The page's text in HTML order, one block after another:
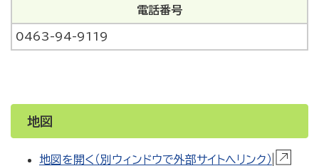
電話番号
0463-94-9119
地図
地図を開く（別ウィンドウで外部サイトへリンク）